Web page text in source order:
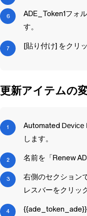
ADE_Token1フォ
す。
[貼り付け] をクリ
更新アイテムの
Automated Device
します。
名前を「Renew
右側のセクション
レスバーをクリッ
{{ade_token_ade}}